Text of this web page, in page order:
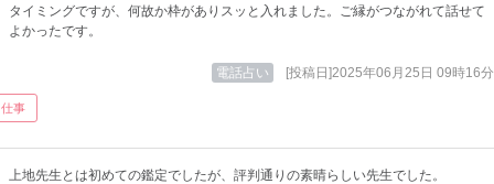
タイミングですが、何故か枠がありスッと入れました。ご縁がつながれて話せて
よかったです。
電話占い [投稿日]2025年06月25日 09時16分
仕事
上地先生とは初めての鑑定でしたが、評判通りの素晴らしい先生でした。